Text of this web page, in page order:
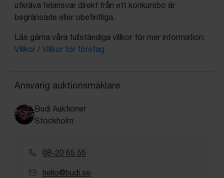
utkräva felansvar direkt från ett konkursbo är
begränsade eller obefintliga.
Läs gärna våra fullständiga villkor för mer information:
Villkor / Villkor för företag
Ansvarig auktionsmäklare
Budi Auktioner
Stockholm
08-20 65 55
hello@budi.se